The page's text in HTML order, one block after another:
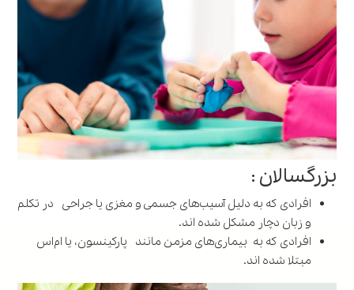
بزرگسالان :
افرادی که به دلیل آسیب‌های جسمی و مغزی یا جراحی در تکلم
و زبان دچار مشکل شده اند.
افرادی که به بیماری‌های مزمن مانند پارکینسون، یا ام‌اس
مبتلا شده اند.